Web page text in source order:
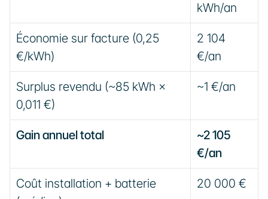
kWh/an
Économie sur facture (0,25
€/kWh)
2 104
€/an
Surplus revendu (~85 kWh ×
0,011 €)
~1 €/an
Gain annuel total
~2 105
€/an
Coût installation + batterie
20 000 €